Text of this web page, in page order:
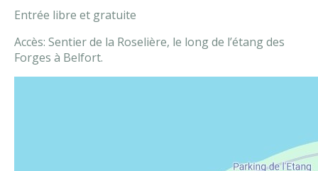
Entrée libre et gratuite
Accès: Sentier de la Roselière, le long de l’étang des
Forges à Belfort.